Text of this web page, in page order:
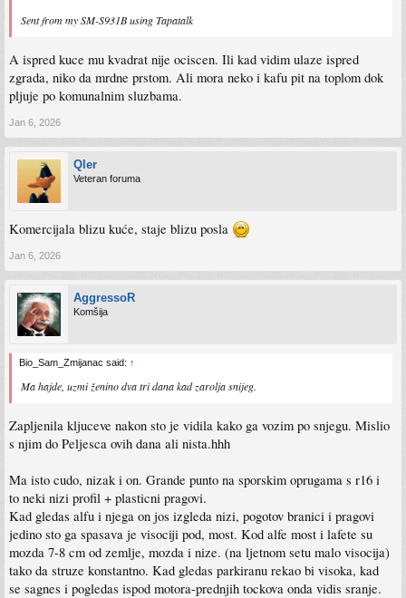
Sent from my SM-S931B using Tapatalk
A ispred kuce mu kvadrat nije ociscen. Ili kad vidim ulaze ispred
zgrada, niko da mrdne prstom. Ali mora neko i kafu pit na toplom dok
pljuje po komunalnim sluzbama.
Jan 6, 2026
Qler
Veteran foruma
Komercijala blizu kuće, staje blizu posla
Jan 6, 2026
AggressoR
Komšija
Bio_Sam_Zmijanac said: ↑
Ma hajde, uzmi ženino dva tri dana kad zarolja snijeg.
Zapljenila kljuceve nakon sto je vidila kako ga vozim po snjegu. Mislio
s njim do Peljesca ovih dana ali nista.hhh
Ma isto cudo, nizak i on. Grande punto na sporskim oprugama s r16 i
to neki nizi profil + plasticni pragovi.
Kad gledas alfu i njega on jos izgleda nizi, pogotov branici i pragovi
jedino sto ga spasava je visociji pod, most. Kod alfe most i lafete su
mozda 7-8 cm od zemlje, mozda i nize. (na ljetnom setu malo visocija)
tako da struze konstantno. Kad gledas parkiranu rekao bi visoka, kad
se sagnes i pogledas ispod motora-prednjih tockova onda vidis sranje.